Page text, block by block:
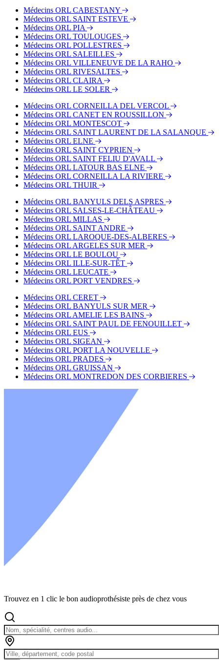
Bus - Monticelli
Médecins ORL CABESTANY
Médecins ORL SAINT ESTEVE
Médecins ORL PIA
Médecins ORL TOULOUGES
Médecins ORL POLLESTRES
Médecins ORL SALEILLES
Médecins ORL VILLENEUVE DE LA RAHO
Médecins ORL RIVESALTES
Médecins ORL CLAIRA
Médecins ORL LE SOLER
Médecins ORL CORNEILLA DEL VERCOL
Médecins ORL CANET EN ROUSSILLON
Médecins ORL MONTESCOT
Médecins ORL SAINT LAURENT DE LA SALANQUE
Médecins ORL ELNE
Médecins ORL SAINT CYPRIEN
Médecins ORL SAINT FELIU D'AVALL
Médecins ORL LATOUR BAS ELNE
Médecins ORL CORNEILLA LA RIVIERE
Médecins ORL THUIR
Médecins ORL BANYULS DELS ASPRES
Médecins ORL SALSES-LE-CHÂTEAU
Médecins ORL MILLAS
Médecins ORL SAINT ANDRE
Médecins ORL LAROQUE-DES-ALBERES
Médecins ORL ARGELES SUR MER
Médecins ORL LE BOULOU
Médecins ORL ILLE-SUR-TÊT
Médecins ORL LEUCATE
Médecins ORL PORT VENDRES
Médecins ORL CERET
Médecins ORL BANYULS SUR MER
Médecins ORL AMELIE LES BAINS
Médecins ORL SAINT PAUL DE FENOUILLET
Médecins ORL EUS
Médecins ORL SIGEAN
Médecins ORL PORT LA NOUVELLE
Médecins ORL PRADES
Médecins ORL GRUISSAN
Médecins ORL MONTREDON DES CORBIERES
Trouvez en 1 clic le bon audioprothésiste près de chez vous